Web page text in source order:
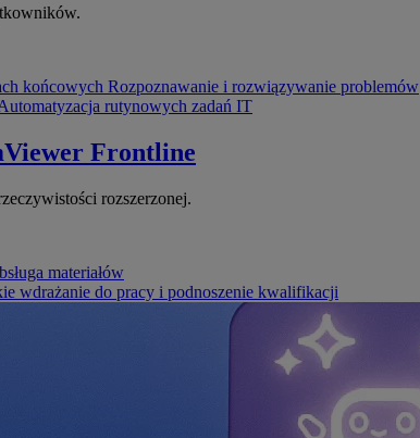
końcowych Rozpoznawanie i rozwiązywanie problemów
rutynowych zadań IT
Frontline
rozszerzonej.
materiałów
wdrażanie do pracy i podnoszenie kwalifikacji